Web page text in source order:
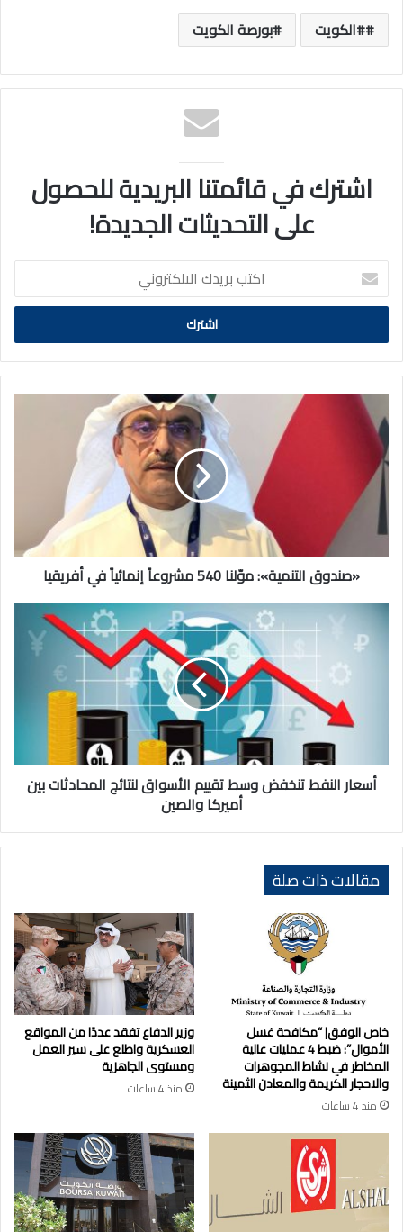
#الكويت بورصة الكويت
اشترك في قائمتنا البريدية للحصول
على التحديثات الجديدة!
اكتب
بريدك
الالكتروني
«صندوق
التنمية»:
موّلنا
540
مشروعاً
إنمائياً
في
أفريقيا
«صندوق التنمية»: موّلنا 540 مشروعاً إنمائياً في أفريقيا
أسعار
النفط
تنخفض
الأسواق
بين
أميركا
أسعار النفط تنخفض وسط تقييم الأسواق لنتائج المحادثات بين
أميركا والصين
مقالات ذات صلة
خاص الوفق| “مكافحة غسل
الأموال”: ضبط 4 عمليات عالية
المخاطر في نشاط المجوهرات
والاحجار الكريمة والمعادن الثمينة
منذ 4 ساعات
وزير الدفاع تفقد عددًا من المواقع
العسكرية واطلع على سير العمل
ومستوى الجاهزية
منذ 4 ساعات